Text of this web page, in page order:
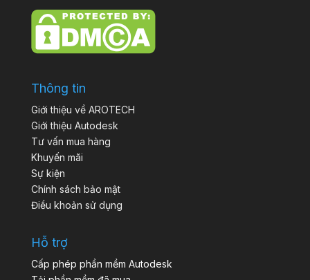
Thông tin
Giới thiệu về AROTECH
Giới thiệu Autodesk
Tư vấn mua hàng
Khuyến mãi
Sự kiện
Chính sách bảo mật
Điều khoản sử dụng
Hỗ trợ
Cấp phép phần mềm Autodesk